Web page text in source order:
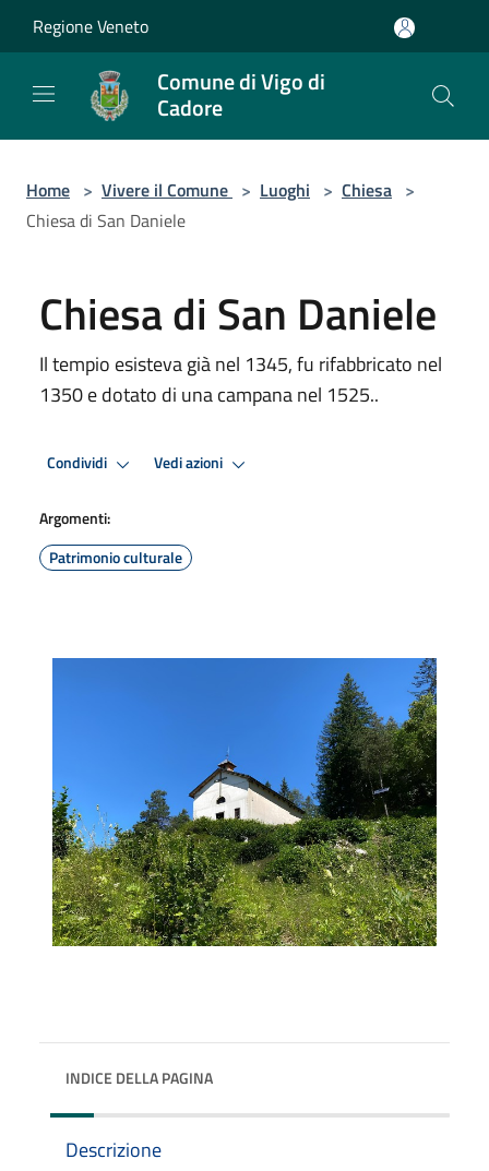
Regione Veneto
Comune di Vigo di
Cadore
Home > Vivere il Comune > Luoghi > Chiesa >
Chiesa di San Daniele
Chiesa di San Daniele
Il tempio esisteva già nel 1345, fu rifabbricato nel
1350 e dotato di una campana nel 1525..
Condividi Vedi azioni
Argomenti:
Patrimonio culturale
INDICE DELLA PAGINA
Descrizione